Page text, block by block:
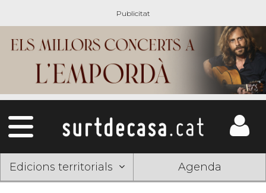
Edicions territorials Agenda